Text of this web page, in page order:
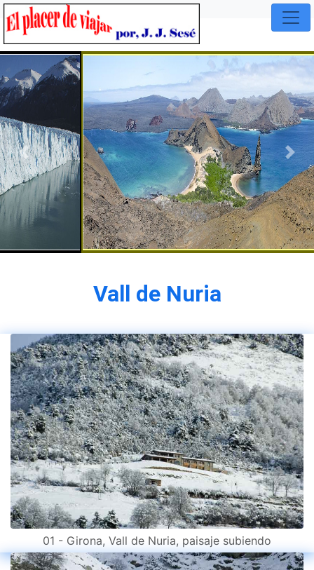
Previous Next
Vall de Nuria
01 - Girona, Vall de Nuria, paisaje subiendo